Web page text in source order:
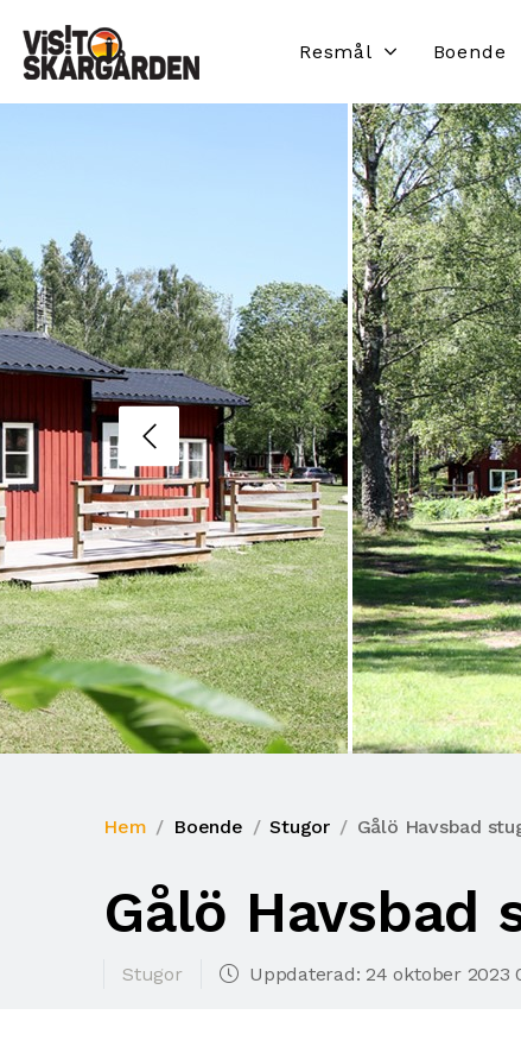
Resmål Boende
Hem Boende Stugor Gålö Havsbad
Gålö Havsbad
Stugor Uppdaterad: 24 oktober 2023